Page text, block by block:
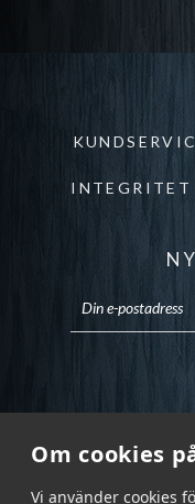
Om cookies
Vi använder cookies
INTEGRITET